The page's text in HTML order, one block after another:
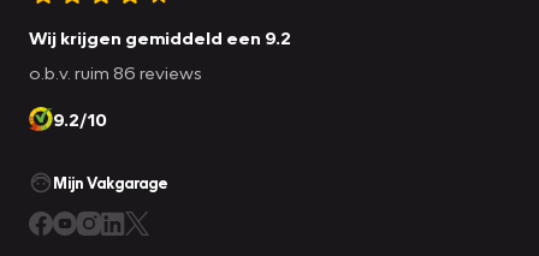
Wij krijgen gemiddeld een 9.2
o.b.v. ruim 86 reviews
9.2/10
Mijn Vakgarage